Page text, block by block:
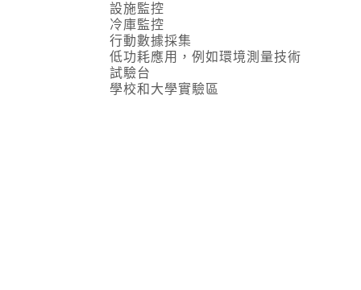
設施監控
冷庫監控
行動數據採集
低功耗應用，例如環境測量技術
試驗台
學校和大學實驗區